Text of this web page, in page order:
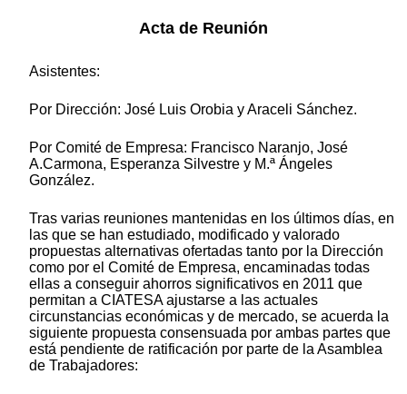
Acta de Reunión
Asistentes:
Por Dirección: José Luis Orobia y Araceli Sánchez.
Por Comité de Empresa: Francisco Naranjo, José
A.Carmona, Esperanza Silvestre y M.ª Ángeles
González.
Tras varias reuniones mantenidas en los últimos días, en
las que se han estudiado, modificado y valorado
propuestas alternativas ofertadas tanto por la Dirección
como por el Comité de Empresa, encaminadas todas
ellas a conseguir ahorros significativos en 2011 que
permitan a CIATESA ajustarse a las actuales
circunstancias económicas y de mercado, se acuerda la
siguiente propuesta consensuada por ambas partes que
está pendiente de ratificación por parte de la Asamblea
de Trabajadores: